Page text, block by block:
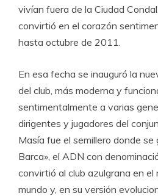
vivían fuera de la Ciudad
convirtió en el corazón
hasta octubre de 2011.
En esa fecha se inauguró la
del club, más moderna y
sentimentalmente a varias
dirigentes y jugadores del
Masía fue el semillero donde se
Barca», el ADN con
convirtió al club azulgrana en el
mundo y, en su versión